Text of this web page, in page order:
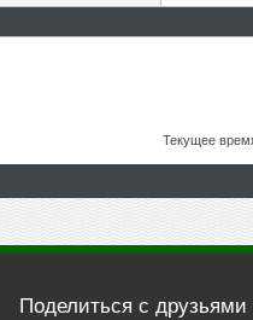
Текущее
Поделиться с друзьями